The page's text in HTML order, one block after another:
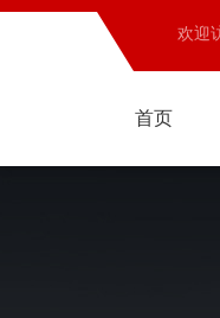
欢迎
首页